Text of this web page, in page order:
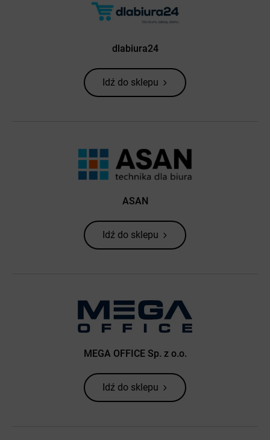
dlabiura24
Idź do sklepu
ASAN
Idź do sklepu
MEGA OFFICE Sp. z o.o.
Idź do sklepu